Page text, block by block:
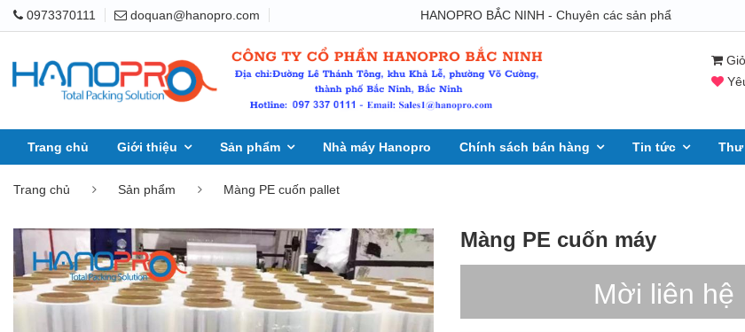
0973370111 doquan@hanopro.com HANOPRO BẮC NINH - Chuyên các sản phẩm Băng dính -
Trang chủ Giới thiệu Sản phẩm Nhà máy Hanopro Chính sách bán hàng Tin tức Thư
Trang chủ Sản phẩm Màng PE cuốn pallet
Màng PE cuốn máy
Mời liên hệ